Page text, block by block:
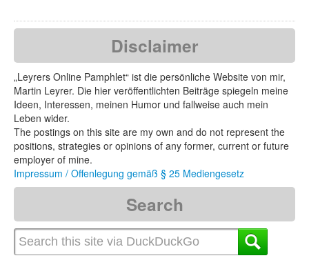
Disclaimer
„Leyrers Online Pamphlet“ ist die persönliche Website von mir,
Martin Leyrer. Die hier veröffentlichten Beiträge spiegeln meine
Ideen, Interessen, meinen Humor und fallweise auch mein
Leben wider.
The postings on this site are my own and do not represent the
positions, strategies or opinions of any former, current or future
employer of mine.
Impressum / Offenlegung gemäß § 25 Mediengesetz
Search